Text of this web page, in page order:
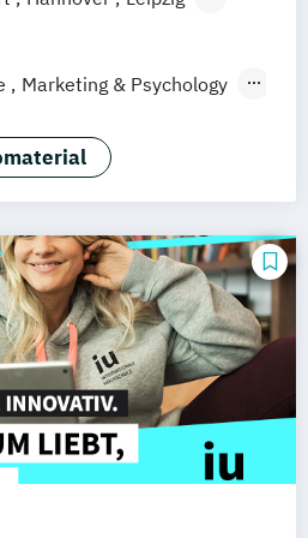
Marketing & Psychology